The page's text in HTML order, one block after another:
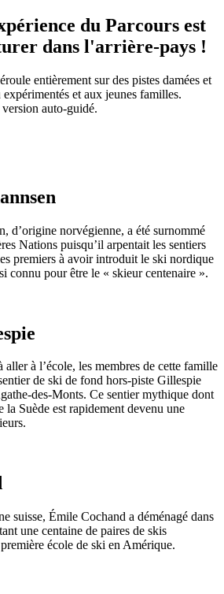
du Parcours est
dans l'arrière-pays !
entièrement sur des pistes damées et
et aux jeunes familles.
auto-guidé.
d’origine norvégienne, a été surnommé
Nations puisqu’il arpentait les sentiers
premiers à avoir introduit le ski nordique
connu pour être le « skieur centenaire ».
aller à l’école, les membres de cette famille
de ski de fond hors-piste Gillespie
des-Monts. Ce sentier mythique dont
la Suède est rapidement devenu une
suisse, Émile Cochand a déménagé dans
une centaine de paires de skis
école de ski en Amérique.